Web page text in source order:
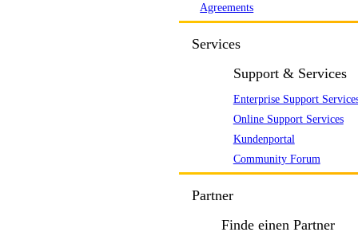
Agreements
Services
Support & Services
Enterprise Support
Online Support Services
Kundenportal
Community Forum
Partner
Finde einen Partner